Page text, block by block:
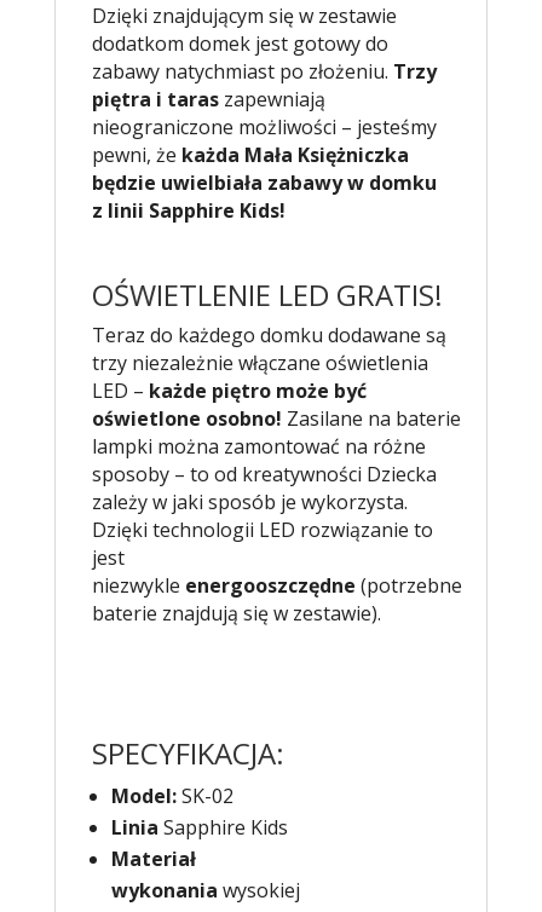
Dzięki znajdującym się w zestawie
dodatkom domek jest gotowy do
zabawy natychmiast po złożeniu. Trzy
piętra i taras zapewniają
nieograniczone możliwości – jesteśmy
pewni, że każda Mała Księżniczka
będzie uwielbiała zabawy w domku
z linii Sapphire Kids!
OŚWIETLENIE LED GRATIS!
Teraz do każdego domku dodawane są
trzy niezależnie włączane oświetlenia
LED – każde piętro może być
oświetlone osobno! Zasilane na baterie
lampki można zamontować na różne
sposoby – to od kreatywności Dziecka
zależy w jaki sposób je wykorzysta.
Dzięki technologii LED rozwiązanie to
jest
niezwykle energooszczędne (potrzebne
baterie znajdują się w zestawie).
SPECYFIKACJA:
Model:SK-02
Linia Sapphire Kids
Materiał
wykonania wysokiej